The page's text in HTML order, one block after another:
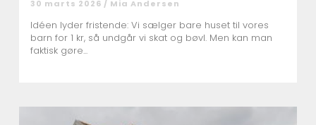
30 marts 2026 / Mia Andersen
Idéen lyder fristende: Vi sælger bare huset til vores
barn for 1 kr, så undgår vi skat og bøvl. Men kan man
faktisk gøre...